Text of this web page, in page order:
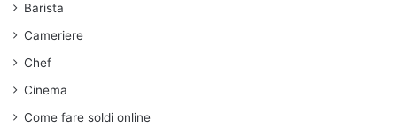
Barista
Cameriere
Chef
Cinema
Come fare soldi online